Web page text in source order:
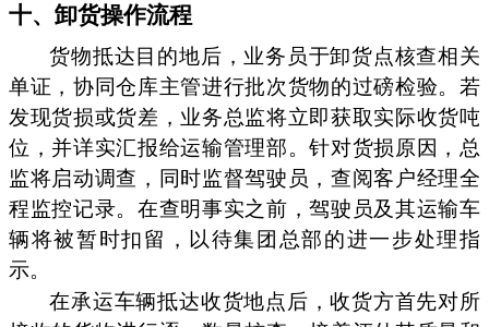
十、卸货操作流程
货物抵达目的地后，业务员于卸货点核查相关
单证，协同仓库主管进行批次货物的过磅检验。若
发现货损或货差，业务总监将立即获取实际收货吨
位，并详实汇报给运输管理部。针对货损原因，总
监将启动调查，同时监督驾驶员，查阅客户经理全
程监控记录。在查明事实之前，驾驶员及其运输车
辆将被暂时扣留，以待集团总部的进一步处理指
示。
在承运车辆抵达收货地点后，收货方首先对所